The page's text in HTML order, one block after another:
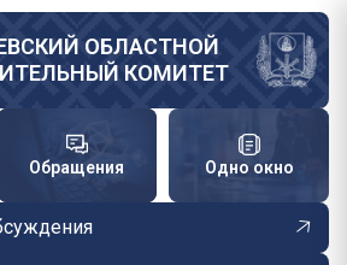
ОБЛАСТНОЙ
КОМИТЕТ
Обращения Одно окно